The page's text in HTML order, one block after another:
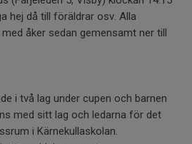
hej då till föräldrar osv. Alla
åker sedan gemensamt ner till
i två lag under cupen och barnen
med sitt lag och ledarna för det
i Kärnekullaskolan.